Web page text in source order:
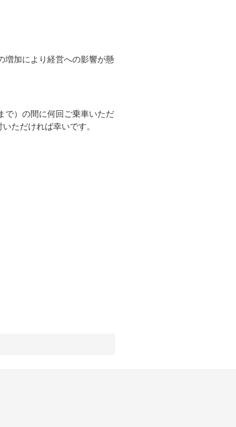
増加により経営への影響が懸
で）の間に何回ご乗車いただ
ただければ幸いです。